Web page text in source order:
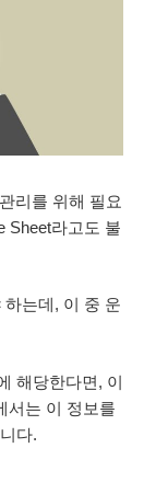
리를 위해 필요
Sheet라고도 불
는데, 이 중 운
해당한다면, 이
서는 이 정보를
다.